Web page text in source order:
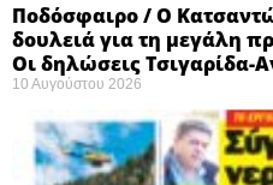
Ποδόσφαιρο / Ο
δουλειά για τη μεγάλη
Οι δηλώσεις
10 Αυγούστου 2026